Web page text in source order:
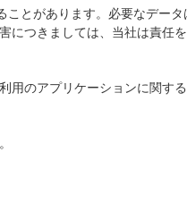
とがあります。必要なデー
につきましては、当社は責任
用のアプリケーションに関す